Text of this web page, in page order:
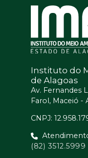
Instituto do
de Alagoas
Av. Fernandes
Farol, Maceió -
CNPJ:
(82) 3512.5999